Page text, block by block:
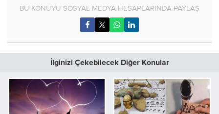
BU KONUYU SOSYAL MEDYA HESAPLARINDA PAYLAŞ
İlginizi Çekebilecek Diğer Konular